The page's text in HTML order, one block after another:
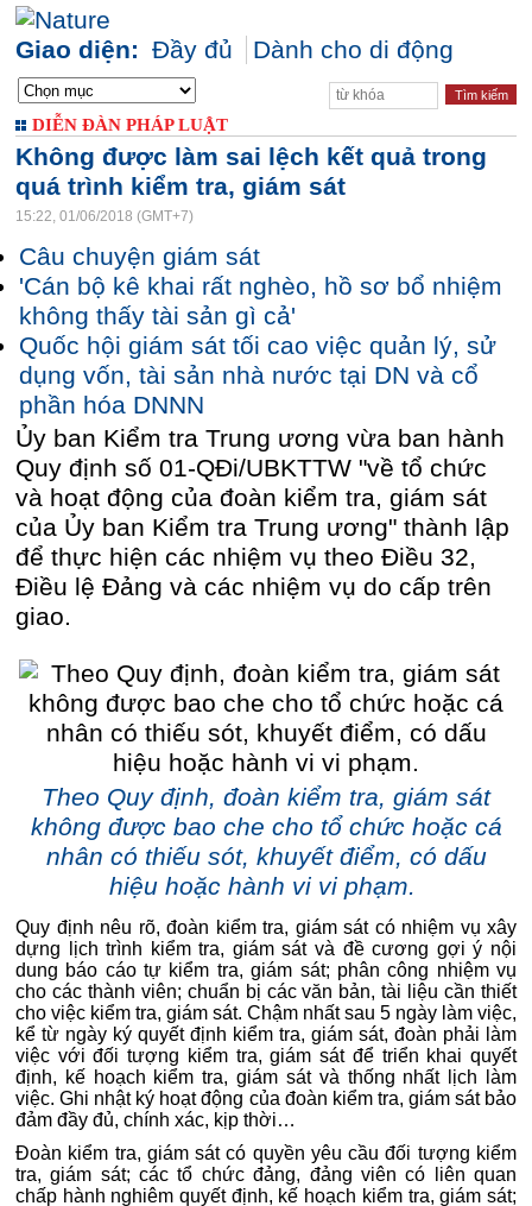
Giao diện: Đầy đủ Dành cho di động
DIỄN ĐÀN PHÁP LUẬT
Không được làm sai lệch kết quả trong
quá trình kiểm tra, giám sát
15:22, 01/06/2018 (GMT+7)
Câu chuyện giám sát
'Cán bộ kê khai rất nghèo, hồ sơ bổ nhiệm
không thấy tài sản gì cả'
Quốc hội giám sát tối cao việc quản lý, sử
dụng vốn, tài sản nhà nước tại DN và cổ
phần hóa DNNN
Ủy ban Kiểm tra Trung ương vừa ban hành
Quy định số 01-QĐi/UBKTTW "về tổ chức
và hoạt động của đoàn kiểm tra, giám sát
của Ủy ban Kiểm tra Trung ương" thành lập
để thực hiện các nhiệm vụ theo Điều 32,
Điều lệ Đảng và các nhiệm vụ do cấp trên
giao.
Theo Quy định, đoàn kiểm tra, giám sát
không được bao che cho tổ chức hoặc cá
nhân có thiếu sót, khuyết điểm, có dấu
hiệu hoặc hành vi vi phạm.
Quy định nêu rõ, đoàn kiểm tra, giám sát có nhiệm vụ xây
dựng lịch trình kiểm tra, giám sát và đề cương gợi ý nội
dung báo cáo tự kiểm tra, giám sát; phân công nhiệm vụ
cho các thành viên; chuẩn bị các văn bản, tài liệu cần thiết
cho việc kiểm tra, giám sát. Chậm nhất sau 5 ngày làm việc,
kể từ ngày ký quyết định kiểm tra, giám sát, đoàn phải làm
việc với đối tượng kiểm tra, giám sát để triển khai quyết
định, kế hoạch kiểm tra, giám sát và thống nhất lịch làm
việc. Ghi nhật ký hoạt động của đoàn kiểm tra, giám sát bảo
đảm đầy đủ, chính xác, kịp thời…
Đoàn kiểm tra, giám sát có quyền yêu cầu đối tượng kiểm
tra, giám sát; các tổ chức đảng, đảng viên có liên quan
chấp hành nghiêm quyết định, kế hoạch kiểm tra, giám sát;